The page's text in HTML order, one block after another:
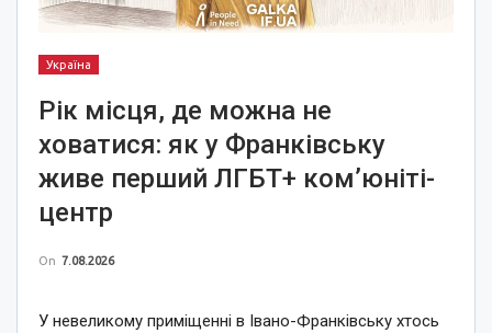
Україна
Рік місця, де можна не
ховатися: як у Франківську
живе перший ЛГБТ+ ком’юніті-
центр
On 7.08.2026
У невеликому приміщенні в Івано-Франківську хтось